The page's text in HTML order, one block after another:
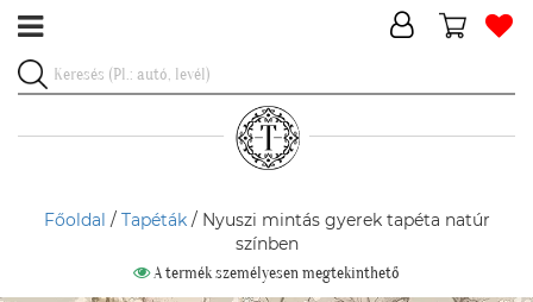
Főoldal / Tapéták/ Nyuszi mintás gyerek tapéta natúr
színben
A termék személyesen megtekinthető